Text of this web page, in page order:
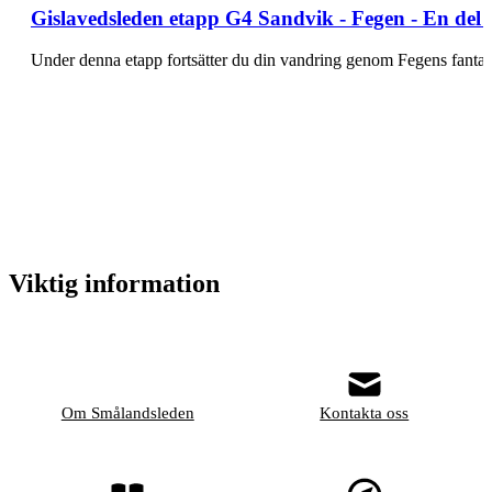
Gislavedsleden etapp G4 Sandvik - Fegen - En del
Under denna etapp fortsätter du din vandring genom Fegens
Viktig information
Om Smålandsleden Kontakta oss